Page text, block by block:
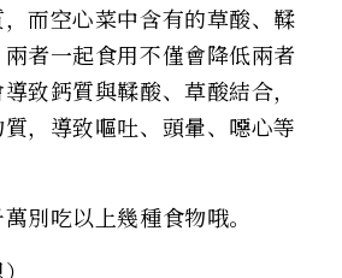
而空心菜中含有的草酸、鞣
者一起食用不僅會降低兩者
致鈣質與鞣酸、草酸結合，
，導致嘔吐、頭暈、噁心等
別吃以上幾種食物哦。